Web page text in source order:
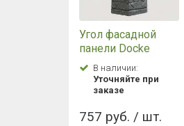
Угол фасадной
панели Docke
PREMIUM STEIN
Антрацит
В наличии:
Уточняйте при
заказе
757 руб. / шт.